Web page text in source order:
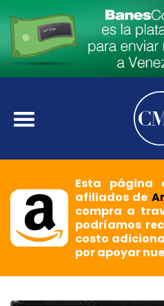
Esta página
afiliados de
compra a
podríamos
costo
por apoyar